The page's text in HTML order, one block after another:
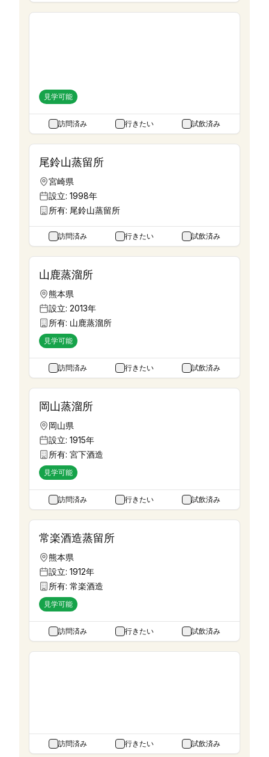
見学可能
訪問済み 行きたい 試飲済み
尾鈴山蒸留所
宮崎県
設立: 1998年
所有: 尾鈴山蒸留所
訪問済み 行きたい 試飲済み
山鹿蒸溜所
熊本県
設立: 2013年
所有: 山鹿蒸溜所
見学可能
訪問済み 行きたい 試飲済み
岡山蒸溜所
岡山県
設立: 1915年
所有: 宮下酒造
見学可能
訪問済み 行きたい 試飲済み
常楽酒造蒸留所
熊本県
設立: 1912年
所有: 常楽酒造
見学可能
訪問済み 行きたい 試飲済み
訪問済み 行きたい 試飲済み